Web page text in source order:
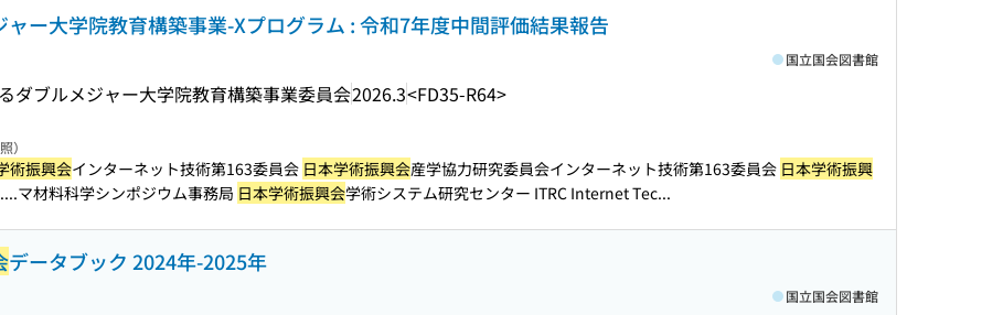
ー大学院教育構築事業-Xプログラム : 令和7年度中間評価結果報告
ダブルメジャー大学院教育構築事業委員会2026.3<FD35-R64>
国立国会図書館
）
術振興会インターネット技術第163委員会 日本学術振興会産学協力研究委員会インターネット技術第163委員会 日本学術振興
...マ材料科学シンポジウム事務局 日本学術振興会学術システム研究センター ITRC Internet Tec...
データブック 2024年-2025年
国立国会図書館